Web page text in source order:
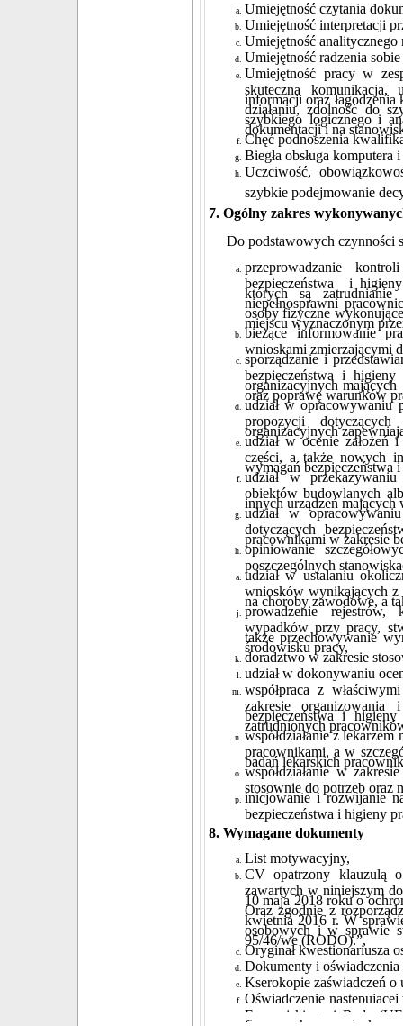
Umiejętność czytania
Umiejętność interpretacji
Umiejętność analitycznego
Umiejętność radzenia
Umiejętność pracy w
skuteczna komunikacja,
informacji oraz
działaniu, zdolność do
szybkiego logicznego i
dokumentacji i na
Chęć podnoszenia
Biegła obsługa komputera
Uczciwość,
szybkie podejmowanie
7. Ogólny zakres
Do podstawowych czynności
przeprowadzanie
bezpieczeństwa i
których są
niepełnosprawni
osoby fizyczne
miejscu wyznaczonym
bieżące informowanie
wnioskami zmierzającymi
sporządzanie i
bezpieczeństwa i
organizacyjnych
oraz poprawę warunków
udział w opracowywaniu
propozycji
organizacyjnych
udział w ocenie założeń
części, a także nowych
wymagań bezpieczeństwa
udział w
obiektów budowlanych
innych urządzeń mających
udział w
dotyczących
pracownikami w zakresie
opiniowanie
poszczególnych
udział w ustalaniu
wniosków wynikających z
na choroby zawodowe, a
prowadzenie rejestrów,
wypadków przy pracy,
także przechowywanie
środowisku pracy,
doradztwo w zakresie
udział w dokonywaniu
współpraca z
zakresie organizowania
bezpieczeństwa i
zatrudnionych
współdziałanie z
pracownikami, a w
badań lekarskich
współdziałanie w
stosownie do potrzeb oraz
inicjowanie i rozwijanie
bezpieczeństwa i higieny
8. Wymagane dokumenty
List motywacyjny,
CV opatrzony klauzulą
zawartych w niniejszym
10 maja 2018 roku o
Oraz zgodnie z
kwietnia 2016 r. W
osobowych i w sprawie
95/46/we (RODO).”,
Oryginał kwestionariusza
Dokumenty i
Kserokopie zaświadczeń o
Oświadczenie
Europejskiego i Rady
fizycznych w związku z